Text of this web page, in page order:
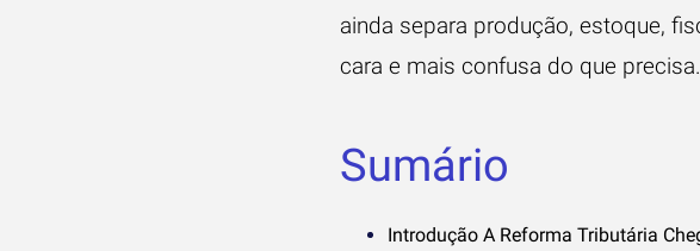
ainda separa produção, estoque,
cara e mais confusa do que precisa.
Sumário
Introdução A Reforma Tributária